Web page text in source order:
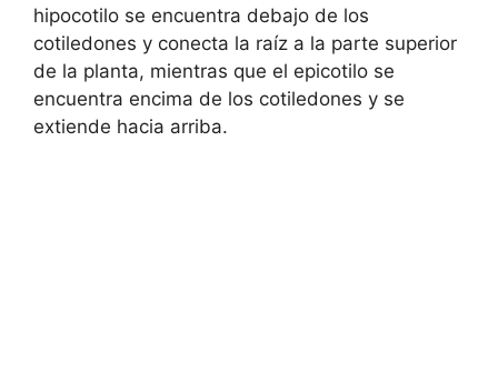
hipocotilo se encuentra debajo de los
cotiledones y conecta la raíz a la parte superior
de la planta, mientras que el epicotilo se
encuentra encima de los cotiledones y se
extiende hacia arriba.